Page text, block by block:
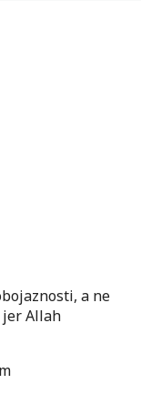
a ne
Allah